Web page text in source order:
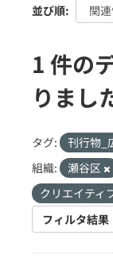
並び順
1 件の
りまし
タグ: 刊行物_
組織:
瀬谷区
クリエイティ
フィルタ結果